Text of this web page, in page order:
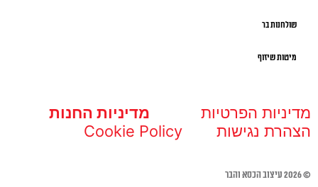
שולחנות בר
מיטות שיזוף
מדיניות הפרטיות
מדיניות החנות
הצהרת נגישות
Cookie Policy
© 2026 עיצוב הכסא והבר